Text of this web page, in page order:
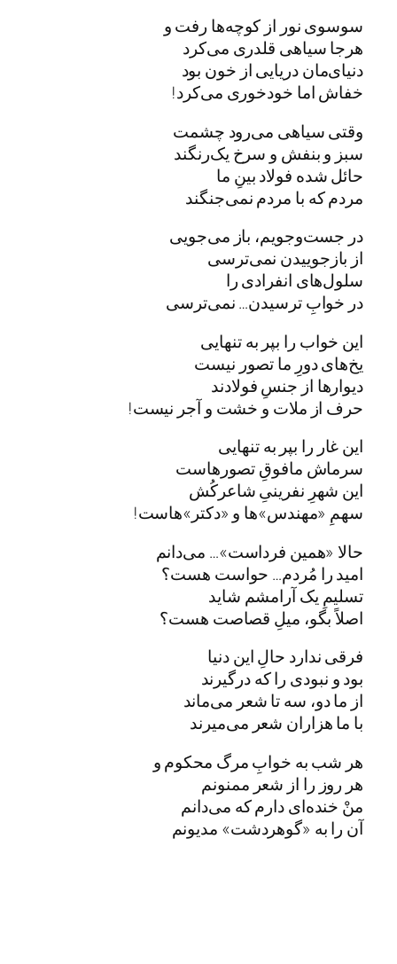
سوسوی نور از کوچه‌ها رفت و
هرجا سیاهی قلدری می‌کرد
دنیای‌مان دریایی از خون بود
خفاش اما خودخوری می‌کرد!
وقتی سیاهی می‌رود چشمت
سبز و بنفش و سرخ یک‌رنگند
حائل شده فولاد بینِ ما
مردم که با مردم نمی‌جنگند
در جست‌وجویم، باز می‌جویی
از بازجوییدن نمی‌ترسی
سلول‌های انفرادی را
در خوابِ ترسیدن… نمی‌ترسی
این خواب را بپر به تنهایی
یخ‌های دورِ ما تصور نیست
دیوارها از جنسِ فولادند
حرف از ملات و خشت و آجر نیست!
این غار را بپر به تنهایی
سرماش مافوقِ تصورهاست
این شهرِ نفرینیِ شاعرکُش
سهمِ «مهندس»‌ها و «دکتر»هاست!
حالا «همین فرداست»… می‌دانم
امید را مُردم… حواست هست؟
تسلیمِ یک آرامشم شاید
اصلاً بگو، میلِ قصاصت هست؟
فرقی ندارد حالِ این دنیا
بود و نبودی را که درگیرند
از ما دو، سه تا شعر می‌ماند
با ما هزاران شعر می‌میرند
هر شب به خوابِ مرگ محکوم و
هر روز را از شعر ممنونم
منْ خنده‌ای دارم که می‌دانم
آن را به «گوهردشت» مدیونم